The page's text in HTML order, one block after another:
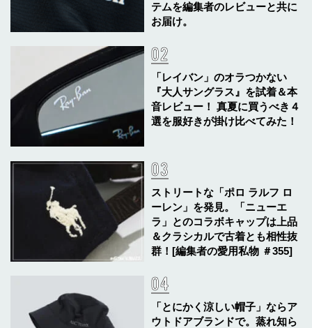
テムを編集者のレビューと共に
お届け。
「レイバン」のオラつかない
『大人サングラス』を試着＆本
音レビュー！ 真夏に買うべき４
選を服好きが掛け比べてみた！
ストリートな「ポロ ラルフ ロ
ーレン」を発見。「ニューエ
ラ」とのコラボキャップは上品
＆クラシカルで古着とも相性抜
群！[編集者の愛用私物 ＃355]
「とにかく涼しい帽子」ならア
ウトドアブランドで。蒸れ知ら